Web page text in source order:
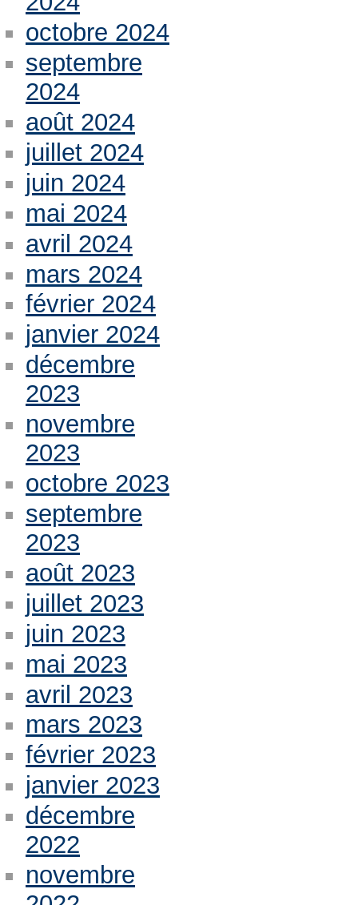
octobre 2024
septembre
2024
août 2024
juillet 2024
juin 2024
mai 2024
avril 2024
mars 2024
février 2024
janvier 2024
décembre
2023
novembre
2023
octobre 2023
septembre
2023
août 2023
juillet 2023
juin 2023
mai 2023
avril 2023
mars 2023
février 2023
janvier 2023
décembre
2022
novembre